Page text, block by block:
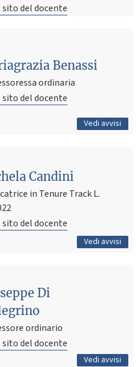
sito del docente
Benassi
ordinaria
sito del docente
Vedi avvisi
della Ricerca Psicologica
Materiale per elaborato scritto
5 maggio 2026 06:41
Tutti gli avvisi
Candini
in Tenure Track L.
sito del docente
Vedi avvisi
che preparano la tesi -
preparing their thesis
Tutti gli avvisi
Di
ordinario
sito del docente
Vedi avvisi
Neuroanatomia funzionale -
- AA 2025/26
3 marzo 2026 15:36
Tutti gli avvisi